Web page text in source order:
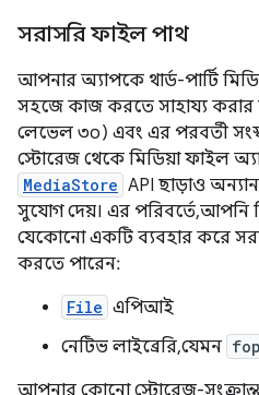
সরাসরি ফাইল পাথ
আপনার অ্যাপকে থার্ড-পার্টি
সহজে কাজ করতে সাহায্য করার
লেভেল ৩০) এবং এর পরবর্তী
স্টোরেজ থেকে মিডিয়া ফাইল
MediaStore API ছাড়াও
সুযোগ দেয়। এর পরিবর্তে,
যেকোনো একটি ব্যবহার করে
করতে পারেন:
File এপিআই
নেটিভ লাইব্রেরি, যেমন
আপনার কোনো স্টোরেজ-